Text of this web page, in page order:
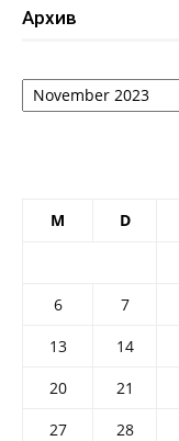
Архив
Архив
M D
6
7
13
14
20
21
27
28